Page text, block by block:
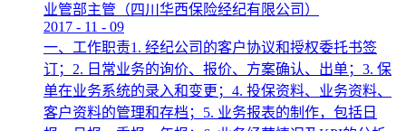
业管部主管（四川华西保险经纪有限公司）
2017 - 11 - 09
一、工作职责1. 经纪公司的客户协议和授权委托书签
订；2. 日常业务的询价、报价、方案确认、出单；3. 保
单在业务系统的录入和变更；4. 投保资料、业务资料、
客户资料的管理和存档；5. 业务报表的制作，包括日